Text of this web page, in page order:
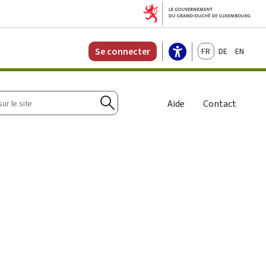
Se connecter FrançaisDeutschEnglish
Rechercher
Aide Contact